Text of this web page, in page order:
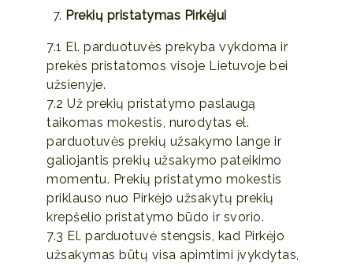
Prekių pristatymas Pirkėjui
7.1 El. parduotuvės prekyba vykdoma ir
prekės pristatomos visoje Lietuvoje bei
užsienyje.
7.2 Už prekių pristatymo paslaugą
taikomas mokestis, nurodytas el.
parduotuvės prekių užsakymo lange ir
galiojantis prekių užsakymo pateikimo
momentu. Prekių pristatymo mokestis
priklauso nuo Pirkėjo užsakytų prekių
krepšelio pristatymo būdo ir svorio.
7.3 El. parduotuvė stengsis, kad Pirkėjo
užsakymas būtų visa apimtimi įvykdytas,